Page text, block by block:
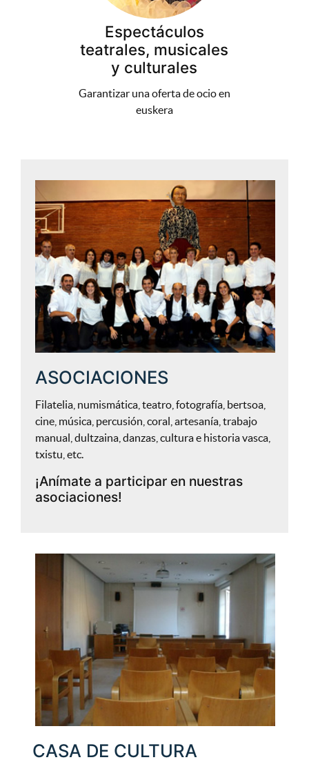
Espectáculos
teatrales, musicales
y culturales
Garantizar una oferta de ocio en
euskera
ASOCIACIONES
Filatelia, numismática, teatro, fotografía, bertsoa,
cine, música, percusión, coral, artesanía, trabajo
manual, dultzaina, danzas, cultura e historia vasca,
txistu, etc.
¡Anímate a participar en nuestras
asociaciones!
CASA DE CULTURA